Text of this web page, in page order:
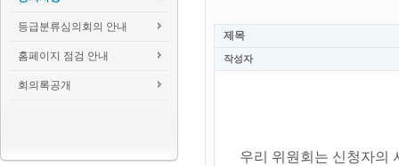
등급분류심의회의 안내
홈페이지 점검 안내
회의록공개
제목
작성자
우리 위원회는 신청자의